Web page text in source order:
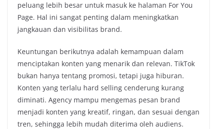
peluang lebih besar untuk masuk ke halaman For You
Page. Hal ini sangat penting dalam meningkatkan
jangkauan dan visibilitas brand.
Keuntungan berikutnya adalah kemampuan dalam
menciptakan konten yang menarik dan relevan. TikTok
bukan hanya tentang promosi, tetapi juga hiburan.
Konten yang terlalu hard selling cenderung kurang
diminati. Agency mampu mengemas pesan brand
menjadi konten yang kreatif, ringan, dan sesuai dengan
tren, sehingga lebih mudah diterima oleh audiens.